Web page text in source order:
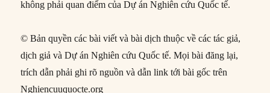
không phải quan điểm của Dự án Nghiên cứu Quốc tế.
© Bản quyền các bài viết và bài dịch thuộc về các tác giả,
dịch giả và Dự án Nghiên cứu Quốc tế. Mọi bài đăng lại,
trích dẫn phải ghi rõ nguồn và dẫn link tới bài gốc trên
Nghiencuuquocte.org